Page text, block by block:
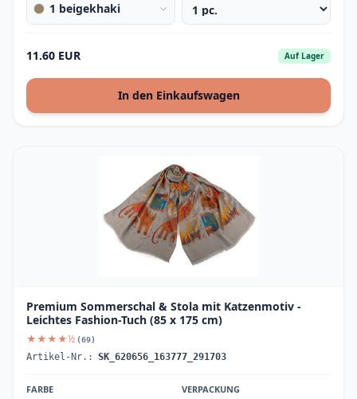
1 beigekhaki
11.60 EUR Auf Lager
In den Einkaufswagen
Premium Sommerschal & Stola mit Katzenmotiv -
Leichtes Fashion-Tuch (85 x 175 cm)
★★★★½ (69)
Artikel-Nr.: SK_620656_163777_291703
FARBE VERPACKUNG